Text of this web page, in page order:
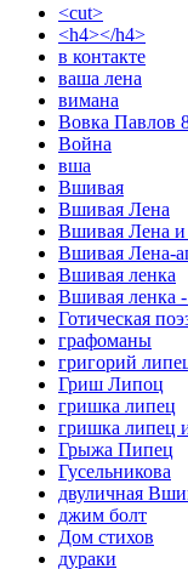
<cut>
<h4></h4>
в контакте
ваша лена
вимана
Вовка Павлов
Война
вша
Вшивая
Вшивая Лена
Вшивая Лена
Вшивая Лена-
Вшивая ленка
Вшивая ленка
Готическая
графоманы
григорий
Гриш Липоц
гришка липец
гришка липец
Грыжа Пипец
Гусельникова
двуличная
джим болт
Дом стихов
дураки